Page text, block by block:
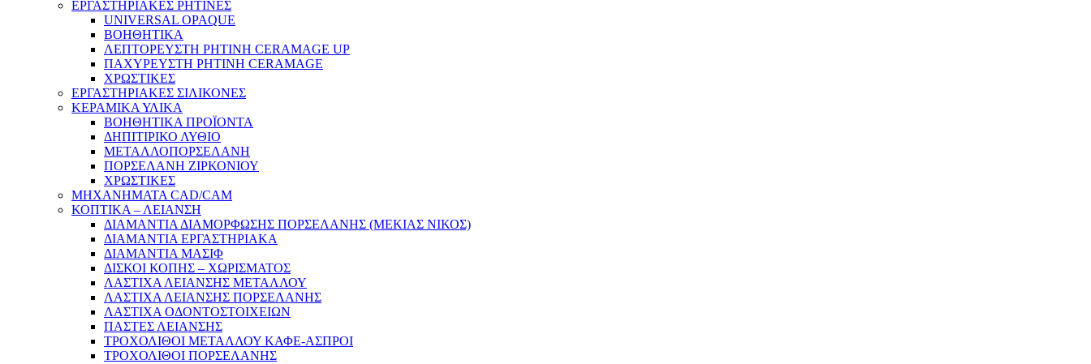
ΕΡΓΑΣΤΗΡΙΑΚΕΣ ΡΗΤΙΝΕΣ
UNIVERSAL OPAQUE
ΒΟΗΘΗΤΙΚΑ
ΛΕΠΤΟΡΕΥΣΤΗ ΡΗΤΙΝΗ CERAMAGE UP
ΠΑΧΥΡΕΥΣΤΗ ΡΗΤΙΝΗ CERAMAGE
ΧΡΩΣΤΙΚΕΣ
ΕΡΓΑΣΤΗΡΙΑΚΕΣ ΣΙΛΙΚΟΝΕΣ
ΚΕΡΑΜΙΚΑ ΥΛΙΚΑ
ΒΟΗΘΗΤΙΚΑ ΠΡΟΪΟΝΤΑ
ΔΗΠΙΤΙΡΙΚΟ ΛΥΘΙΟ
ΜΕΤΑΛΛΟΠΟΡΣΕΛΑΝΗ
ΠΟΡΣΕΛΑΝΗ ΖΙΡΚΟΝΙΟΥ
ΧΡΩΣΤΙΚΕΣ
ΜΗΧΑΝΗΜΑΤΑ CAD/CAM
ΚΟΠΤΙΚΑ – ΛΕΙΑΝΣΗ
ΔΙΑΜΑΝΤΙΑ ΔΙΑΜΟΡΦΩΣΗΣ ΠΟΡΣΕΛΑΝΗΣ (ΜΕΚΙΑΣ ΝΙΚΟΣ)
ΔΙΑΜΑΝΤΙΑ ΕΡΓΑΣΤΗΡΙΑΚΑ
ΔΙΑΜΑΝΤΙΑ ΜΑΣΙΦ
ΔΙΣΚΟΙ ΚΟΠΗΣ – ΧΩΡΙΣΜΑΤΟΣ
ΛΑΣΤΙΧΑ ΛΕΙΑΝΣΗΣ ΜΕΤΑΛΛΟΥ
ΛΑΣΤΙΧΑ ΛΕΙΑΝΣΗΣ ΠΟΡΣΕΛΑΝΗΣ
ΛΑΣΤΙΧΑ ΟΔΟΝΤΟΣΤΟΙΧΕΙΩΝ
ΠΑΣΤΕΣ ΛΕΙΑΝΣΗΣ
ΤΡΟΧΟΛΙΘΟΙ ΜΕΤΑΛΛΟΥ ΚΑΦΕ-ΑΣΠΡΟΙ
ΤΡΟΧΟΛΙΘΟΙ ΠΟΡΣΕΛΑΝΗΣ